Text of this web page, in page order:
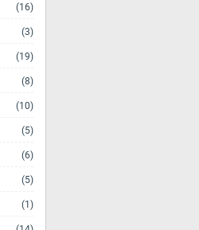
(16)
(3)
(19)
(8)
(10)
(5)
(6)
(5)
(1)